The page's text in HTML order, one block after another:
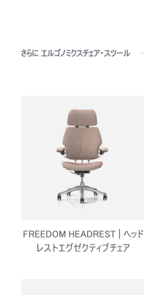
さらに エルゴノミクスチェア・スツール
FREEDOM HEADREST | ヘッド
レストエグゼクティブチェア